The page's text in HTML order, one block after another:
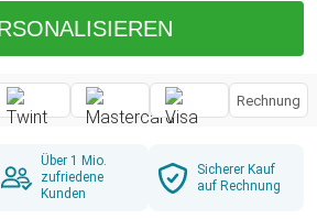
Rechnung
Über 1 Mio.
zufriedene
Kunden
Sicherer Kauf
auf Rechnung